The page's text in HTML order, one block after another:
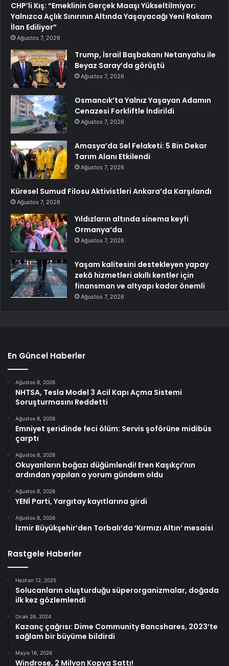
CHP’li Kış: “Emeklinin Gerçek Maaşı Yükseltilmiyor;
Yalnızca Açlık Sınırının Altında Yaşayacağı Yeni Rakam
İlan Ediliyor”
Ağustos 7, 2026
Trump, İsrail Başbakanı Netanyahu ile
Beyaz Saray’da görüştü
Ağustos 7, 2026
Osmancık’ta Yalnız Yaşayan Adamın
Cenazesi Forkliftle İndirildi
Ağustos 7, 2026
Amasya’da Sel Felaketi: 5 Bin Dekar
Tarım Alanı Etkilendi
Ağustos 7, 2026
Küresel Sumud Filosu Aktivistleri Ankara’da Karşılandı
Ağustos 7, 2026
Yıldızların altında sinema keyfi
Ormanya’da
Ağustos 7, 2026
Yaşam kalitesini destekleyen yapay
zekâ hizmetleri akıllı kentler için
finansman ve altyapı kadar önemli
Ağustos 7, 2026
En Güncel Haberler
Ağustos 8, 2026
NHTSA, Tesla Model 3 Acil Kapı Açma Sistemi
Soruşturmasını Reddetti
Ağustos 8, 2026
Emniyet şeridinde feci ölüm: Servis şoförüne midibüs
çarptı
Ağustos 8, 2026
Okuyanların boğazı düğümlendi! Eren Kaşıkçı’nın
ardından yapılan o yorum gündem oldu
Ağustos 8, 2026
YENİ Parti, Yargıtay kayıtlarına girdi
Ağustos 8, 2026
İzmir Büyükşehir’den Torbalı’da ‘Kırmızı Altın’ mesaisi
Rastgele Haberler
Haziran 12, 2025
Solucanların oluşturduğu süperorganizmalar, doğada
ilk kez gözlemlendi
Ocak 26, 2024
Kazanç çağrısı: Dime Community Bancshares, 2023’te
sağlam bir büyüme bildirdi
Mayıs 16, 2026
Windrose, 2 Milyon Kopya Sattı!